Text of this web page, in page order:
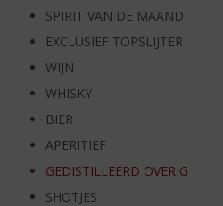
SPIRIT VAN DE MAAND
EXCLUSIEF TOPSLIJTER
WIJN
WHISKY
BIER
APERITIEF
GEDISTILLEERD OVERIG
SHOTJES